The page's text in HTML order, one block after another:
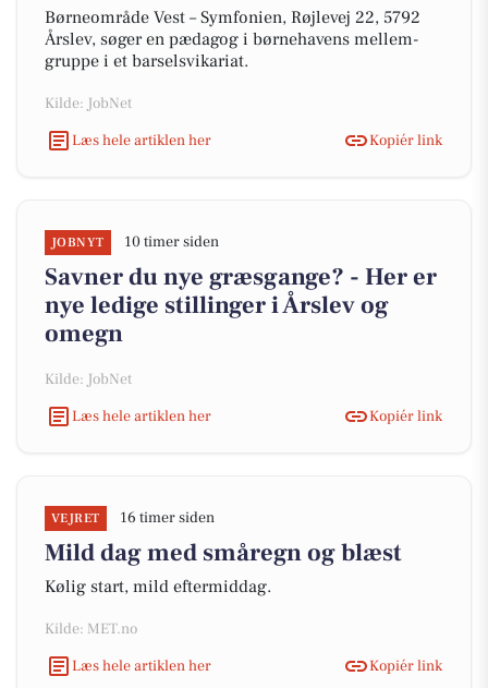
Børneområde Vest – Symfonien, Røjlevej 22, 5792
Årslev, søger en pædagog i børnehavens mellem-
gruppe i et barselsvikariat.
Kilde: JobNet
Læs hele artiklen her
Kopiér link
JOBNYT 10 timer siden
Savner du nye græsgange? - Her er
nye ledige stillinger i Årslev og
omegn
Kilde: JobNet
Læs hele artiklen her
Kopiér link
VEJRET 16 timer siden
Mild dag med småregn og blæst
Kølig start, mild eftermiddag.
Kilde: MET.no
Læs hele artiklen her
Kopiér link